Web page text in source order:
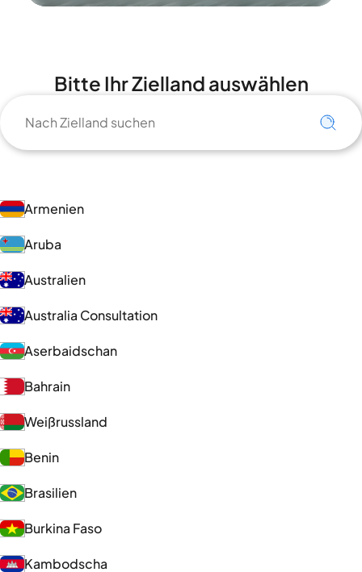
Bitte Ihr Zielland auswählen
Armenien
Aruba
Australien
Australia Consultation
Aserbaidschan
Bahrain
Weißrussland
Benin
Brasilien
Burkina Faso
Kambodscha